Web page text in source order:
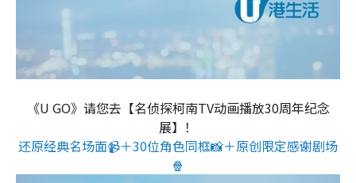
《U GO》请您去【名侦探柯南TV动画播放30周年纪念
展】！
还原经典名场面📹＋30位角色同框📸＋原创限定感谢剧场
🍿